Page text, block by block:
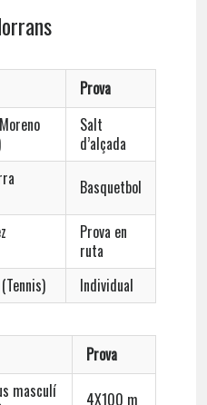
Prova
Salt
d’alçada
Basquetbol
Prova en
ruta
Individual
Prova
masculí
4X100 m